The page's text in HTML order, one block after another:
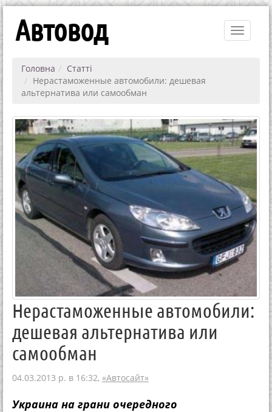
Toggle
Автовод
Головна
Статті
Нерастаможенные автомобили: дешевая
альтернатива или самообман
Нерастаможенные автомобили:
дешевая альтернатива или
самообман
04.03.2013 р. в 16:32, «Автосайт»
Украина на грани очередного